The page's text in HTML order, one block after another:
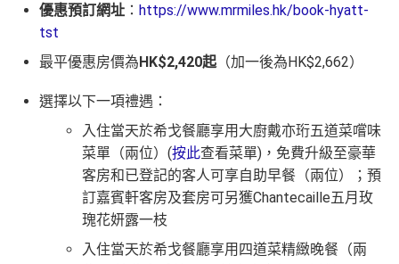
優惠預訂網址 ： https://www.mrmiles.hk/book-hyatt-
tst
最平優惠房價為HK$2,420起（加一後為HK$2,662）
選擇以下一項禮遇：
入住當天於希戈餐廳享用大廚戴亦珩五道菜嚐味
菜單（兩位）(按此查看菜單)，免費升級至豪華
客房和已登記的客人可享自助早餐（兩位）；預
訂嘉賓軒客房及套房可另獲Chantecaille五月玫
瑰花妍露一枝
入住當天於希戈餐廳享用四道菜精緻晚餐（兩